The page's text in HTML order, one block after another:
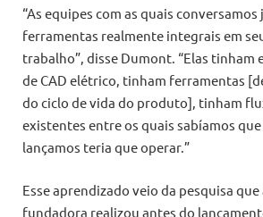
“As equipes com as quais
ferramentas realmente integrais em
trabalho”, disse Dumont. “Elas tinham
de CAD elétrico, tinham ferramentas
do ciclo de vida do produto], tinham
existentes entre os quais sabíamos
lançamos teria que operar.”
Esse aprendizado veio da pesquisa
fundadora realizou antes do